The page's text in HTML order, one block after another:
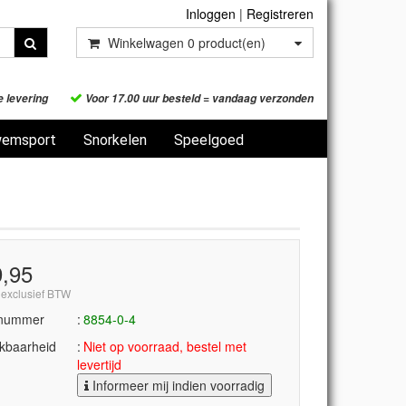
Inloggen | Registreren
Winkelwagen 0 product(en)
levering Voor 17.00 uur besteld = vandaag verzonden
Snorkelen Speelgoed
BTW
8854-0-4
Niet op voorraad, bestel met
levertijd
Informeer mij indien voorradig